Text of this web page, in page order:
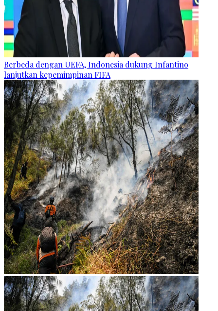
Berbeda dengan UEFA, Indonesia dukung Infantino
lanjutkan kepemimpinan FIFA